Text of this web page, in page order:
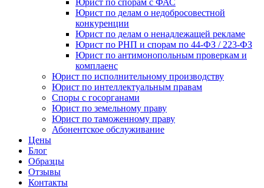
Юрист по спорам с ФАС
Юрист по делам о недобросовестной
конкуренции
Юрист по делам о ненадлежащей рекламе
Юрист по РНП и спорам по 44-ФЗ / 223-ФЗ
Юрист по антимонопольным проверкам и
комплаенс
Юрист по исполнительному производству
Юрист по интеллектуальным правам
Споры с госорганами
Юрист по земельному праву
Юрист по таможенному праву
Абонентское обслуживание
Цены
Блог
Образцы
Отзывы
Контакты